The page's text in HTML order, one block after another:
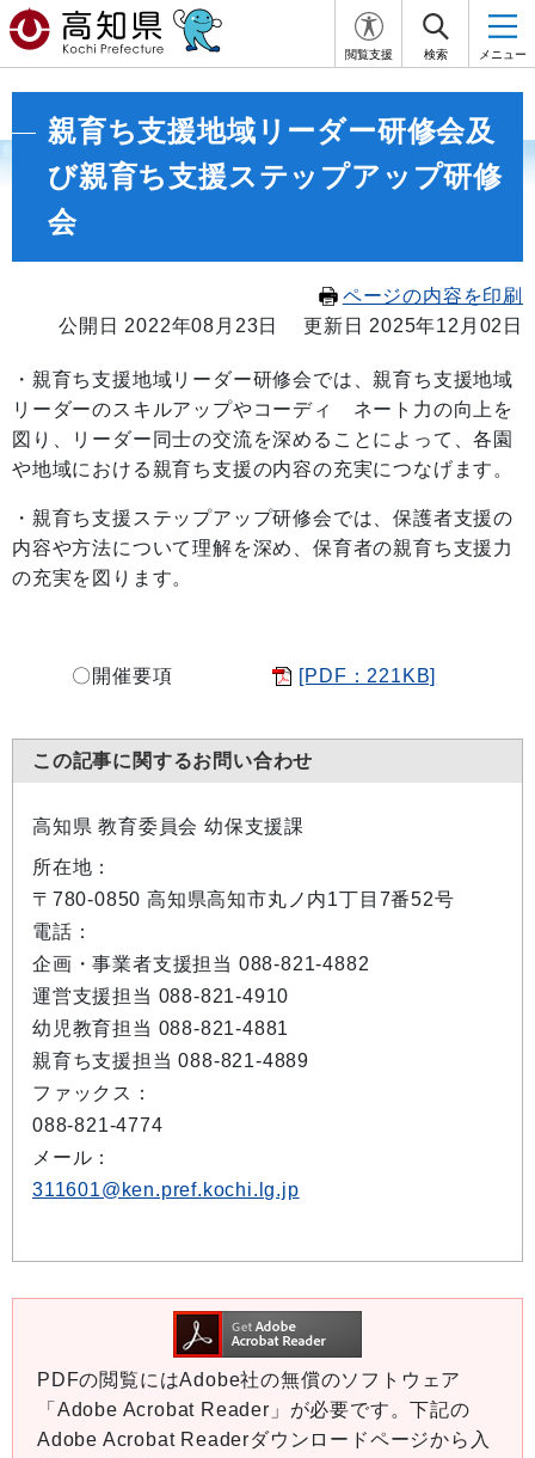
閲覧支援 検索 メニュー
親育ち支援地域リーダー研修会及
び親育ち支援ステップアップ研修
会
ページの内容を印刷
公開日 2022年08月23日
更新日 2025年12月02日
・親育ち支援地域リーダー研修会では、親育ち支援地域
リーダーのスキルアップやコーディ ネート力の向上を
図り、リーダー同士の交流を深めることによって、各園
や地域における親育ち支援の内容の充実につなげます。
・親育ち支援ステップアップ研修会では、保護者支援の
内容や方法について理解を深め、保育者の親育ち支援力
の充実を図ります。
〇開催要項 [PDF：221KB]
この記事に関するお問い合わせ
高知県 教育委員会 幼保支援課
所在地：
〒780-0850 高知県高知市丸ノ内1丁目7番52号
電話：
企画・事業者支援担当 088-821-4882
運営支援担当 088-821-4910
幼児教育担当 088-821-4881
親育ち支援担当 088-821-4889
ファックス：
088-821-4774
メール：
311601@ken.pref.kochi.lg.jp
PDFの閲覧にはAdobe社の無償のソフトウェア
「Adobe Acrobat Reader」が必要です。下記の
Adobe Acrobat Readerダウンロードページから入